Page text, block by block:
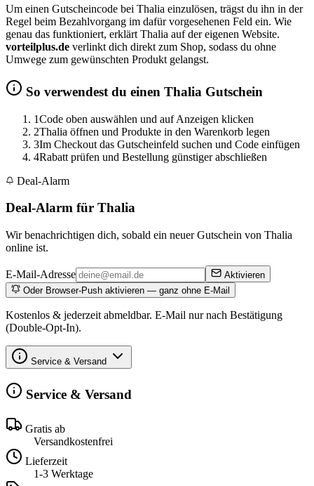
Um einen Gutscheincode bei Thalia einzulösen, trägst du ihn in der
Regel beim Bezahlvorgang im dafür vorgesehenen Feld ein. Wie
genau das funktioniert, erklärt Thalia auf der eigenen Website.
vorteilplus.de verlinkt dich direkt zum Shop, sodass du ohne
Umwege zum gewünschten Produkt gelangst.
So verwendest du einen Thalia Gutschein
1Code oben auswählen und auf Anzeigen klicken
2Thalia öffnen und Produkte in den Warenkorb legen
3Im Checkout das Gutscheinfeld suchen und Code einfügen
4Rabatt prüfen und Bestellung günstiger abschließen
Deal-Alarm
Deal-Alarm für Thalia
Wir benachrichtigen dich, sobald ein neuer Gutschein von Thalia
online ist.
E-Mail-Adresse
Aktivieren
Oder Browser-Push aktivieren — ganz ohne E-Mail
Kostenlos & jederzeit abmeldbar. E-Mail nur nach Bestätigung
(Double-Opt-In).
Service & Versand
Service & Versand
Gratis ab
Versandkostenfrei
Lieferzeit
1-3 Werktage